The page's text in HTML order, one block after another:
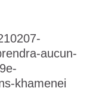
aucun-
khamenei